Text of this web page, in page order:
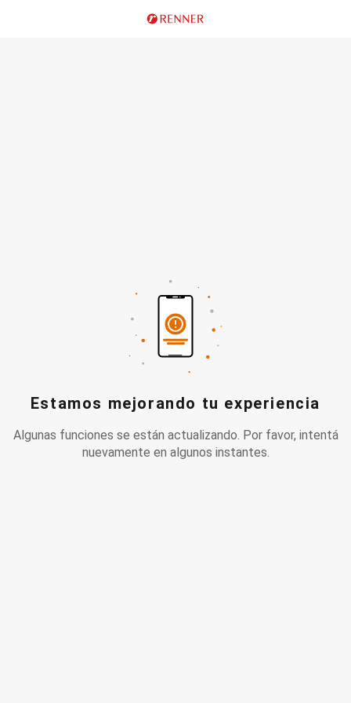
Estamos mejorando tu experiencia
Algunas funciones se están actualizando. Por favor, intentá
nuevamente en algunos instantes.